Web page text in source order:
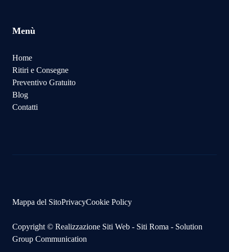
Menù
Home
Ritiri e Consegne
Preventivo Gratuito
Blog
Contatti
Copyright © Realizzazione Siti Web - Siti Roma - Solution
Group Communication
Mappa del SitoPrivacyCookie Policy